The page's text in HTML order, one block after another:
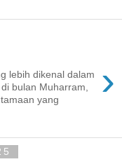
›
lebih dikenal dalam
bulan Muharram,
yang